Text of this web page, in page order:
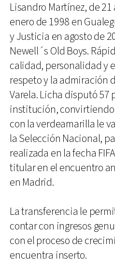
Lisandro Martínez, de
enero de 1998 en
y Justicia en agosto de
Newell´s Old Boys.
calidad, personalidad y
respeto y la admiración
Varela. Licha disputó 57
institución, convirtiendo
con la verdeamarilla le
la Selección Nacional,
realizada en la fecha
titular en el encuentro
en Madrid.
La transferencia le
contar con ingresos
con el proceso de
encuentra inserto.